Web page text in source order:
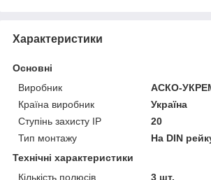
Характеристики
Основні
Виробник
АСКО-
Країна виробник
Україна
Ступінь захисту IP
20
Тип монтажу
На DIN
Технічні характеристики
Кількість полюсів
3 шт.